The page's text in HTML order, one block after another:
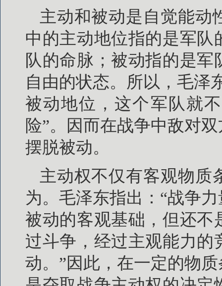
主动和被动是自觉能动
中的主动地位指的是军
队的命脉；被动指的是
自由的状态。所以，毛泽
被动地位，这个军队就
险”。因而在战争中敌对
摆脱被动。
主动权不仅有客观物质
为。毛泽东指出：“战争
被动的客观基础，但还不
过斗争，经过主观能力
动。”因此，在一定的物